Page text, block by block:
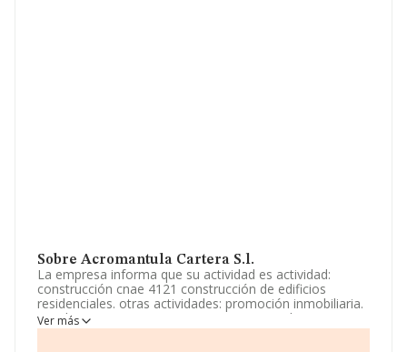
Sobre Acromantula Cartera S.l.
La empresa informa que su actividad es actividad:
construcción cnae 4121 construcción de edificios
residenciales. otras actividades: promoción inmobiliaria.
instalaciones y mantenimiento. comercio al por mayor y
al por menor en general, etc. La sociedad está
Ver más